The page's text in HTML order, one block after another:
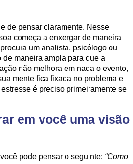
de pensar claramente. Nesse
começa a enxergar de maneira
um analista, psicólogo ou
maneira ampla para que a
não melhora em nada o evento,
mente fica fixada no problema e
é preciso primeiramente se
em você uma visão
pode pensar o seguinte: “Como